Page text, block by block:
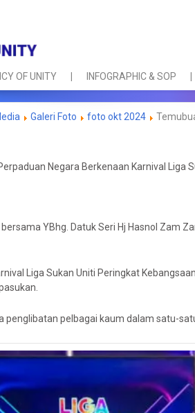
OF UNITY INFOGRAPHIC & SOP
Galeri Foto foto okt 2024
Negara Berkenaan Karnival Liga
YBhg. Datuk Seri Hj Hasnol Zam
Liga Sukan Uniti Peringkat
pelbagai kaum dalam satu-